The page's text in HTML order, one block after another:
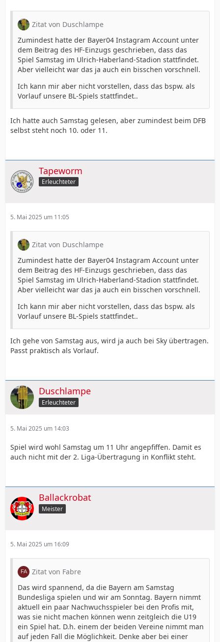
Zitat von Duschlampe
Zumindest hatte der Bayer04 Instagram Account unter
dem Beitrag des HF-Einzugs geschrieben, dass das
Spiel Samstag im Ulrich-Haberland-Stadion stattfindet.
Aber vielleicht war das ja auch ein bisschen vorschnell.
Ich kann mir aber nicht vorstellen, dass das bspw. als
Vorlauf unsere BL-Spiels stattfindet..
Ich hatte auch Samstag gelesen, aber zumindest beim DFB
selbst steht noch 10. oder 11.
Tapeworm
Erleuchteter
5. Mai 2025 um 11:05
Zitat von Duschlampe
Zumindest hatte der Bayer04 Instagram Account unter
dem Beitrag des HF-Einzugs geschrieben, dass das
Spiel Samstag im Ulrich-Haberland-Stadion stattfindet.
Aber vielleicht war das ja auch ein bisschen vorschnell.
Ich kann mir aber nicht vorstellen, dass das bspw. als
Vorlauf unsere BL-Spiels stattfindet..
Ich gehe von Samstag aus, wird ja auch bei Sky übertragen.
Passt praktisch als Vorlauf.
Duschlampe
Erleuchteter
5. Mai 2025 um 14:03
Spiel wird wohl Samstag um 11 Uhr angepfiffen. Damit es
auch nicht mit der 2. Liga-Übertragung in Konflikt steht.
Ballackrobat
Meister
5. Mai 2025 um 16:09
Zitat von Fabre
Das wird spannend, da die Bayern am Samstag
Bundesliga spielen und wir am Sonntag. Bayern nimmt
aktuell ein paar Nachwuchsspieler bei den Profis mit,
was sie nicht machen können wenn zeitgleich die U19
ein Spiel hat. D.h. einem der beiden Vereine nimmt man
auf jeden Fall die Möglichkeit. Denke aber bei einer